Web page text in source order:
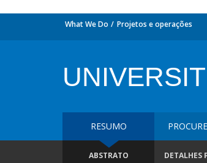
What We Do Projetos e operações
RESUMO
ABSTRATO DETALHES